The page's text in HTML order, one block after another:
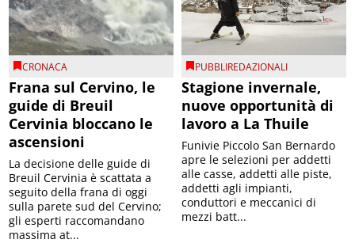
CRONACA
Frana sul Cervino, le
guide di Breuil
Cervinia bloccano le
ascensioni
La decisione delle guide di
Breuil Cervinia è scattata a
seguito della frana di oggi
sulla parete sud del Cervino;
gli esperti raccomandano
massima at...
PUBBLIREDAZIONALI
Stagione invernale,
nuove opportunità di
lavoro a La Thuile
Funivie Piccolo San Bernardo
apre le selezioni per addetti
alle casse, addetti alle piste,
addetti agli impianti,
conduttori e meccanici di
mezzi batt...